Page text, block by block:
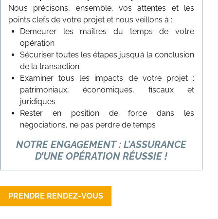
Nous précisons, ensemble, vos attentes et les
points clefs de votre projet et nous veillons à :
Demeurer les maîtres du temps de votre
opération
Sécuriser toutes les étapes jusqu’à la conclusion
de la transaction
Examiner tous les impacts de votre projet :
patrimoniaux, économiques, fiscaux et
juridiques
Rester en position de force dans les
négociations, ne pas perdre de temps
NOTRE ENGAGEMENT : L’ASSURANCE
D’UNE OPÉRATION RÉUSSIE !
Fusion-acquisition
Arcéanepilote les étapeset les interventions des
Vous avez à vos cotés unpartenaire totalement
Levée de fonds
Au fil des années,Arcéane a tissé des liens avec les
De la préparation à la négociation et contractualisation
Nous travaillons avec vous et nous vous guidons dans un
Valorisation d’entreprise
Combien vaut mon entreprise ?
Valoriser une entreprise est un exercice complexe et de
Pour évaluer une société, il faut choisir la
PRENDRE RENDEZ-VOUS